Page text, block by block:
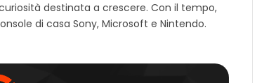
w
e
b
o
destinata a crescere. Con il tempo,
di casa Sony, Microsoft e Nintendo.